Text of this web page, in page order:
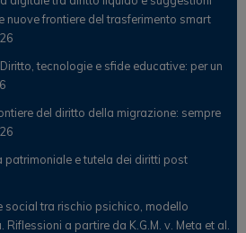
nuove frontiere del trasferimento smart
Diritto, tecnologie e sfide educative: per un
del diritto della migrazione: sempre
patrimoniale e tutela dei diritti post
social tra rischio psichico, modello
a partire da K.G.M. v. Meta et al.